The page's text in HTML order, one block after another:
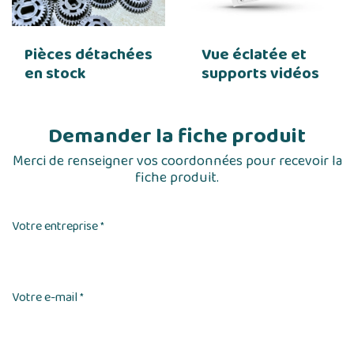
Pièces détachées
en stock
Vue éclatée et
supports vidéos
Demander la fiche produit
Merci de renseigner vos coordonnées pour recevoir la
fiche produit.
Votre entreprise*
Votre e-mail*